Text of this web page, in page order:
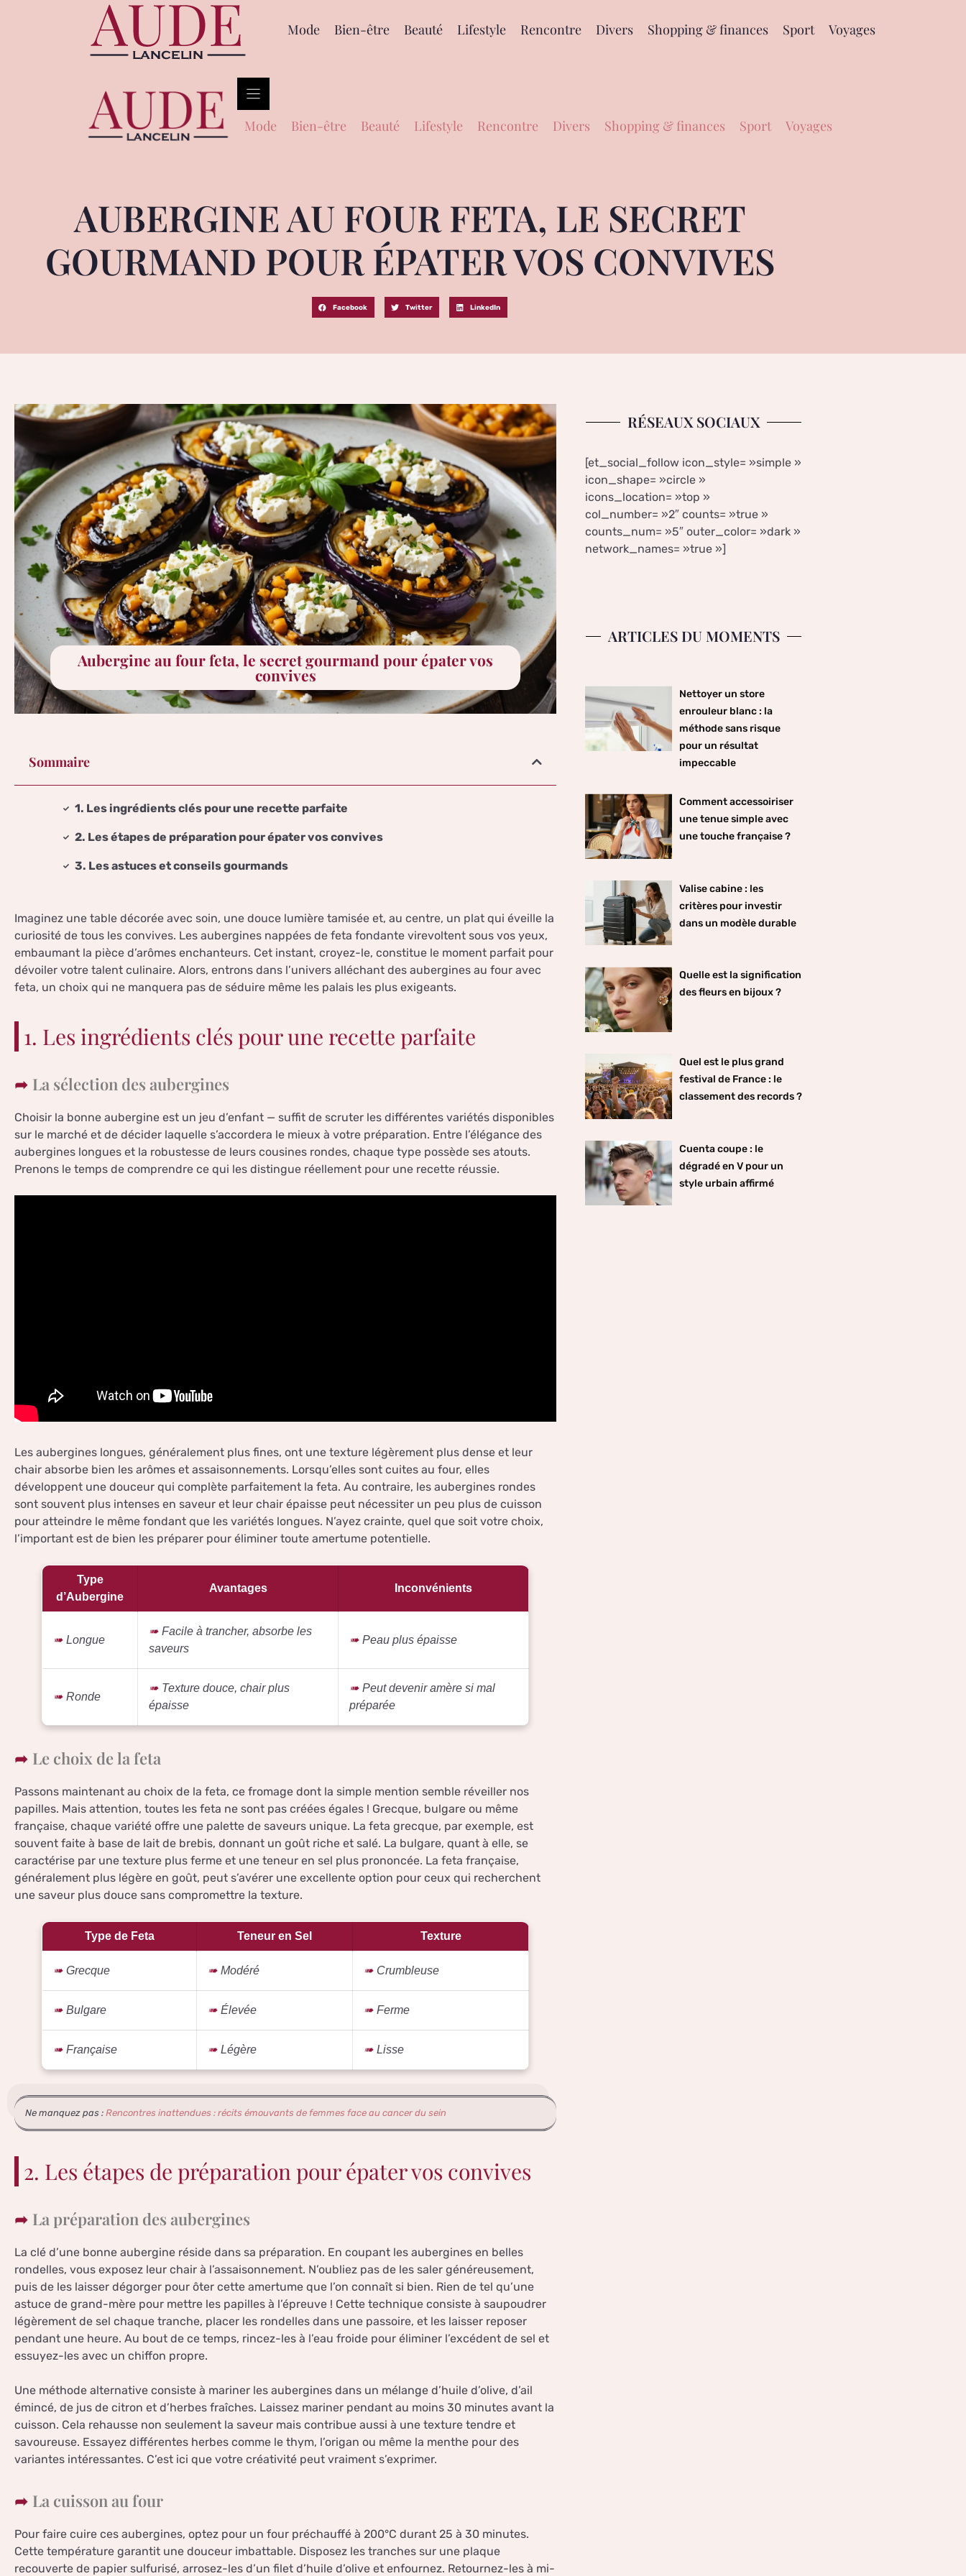
Mode Bien-être Beauté Lifestyle Rencontre Divers Shopping & finances Sport Voyages
Mode Bien-être Beauté Lifestyle Rencontre Divers Shopping & finances Sport Voyages
AUBERGINE AU FOUR FETA, LE SECRET
GOURMAND POUR ÉPATER VOS CONVIVES
Facebook Twitter LinkedIn
Aubergine au four feta, le secret gourmand pour épater vos
convives
Sommaire
1. Les ingrédients clés pour une recette parfaite
2. Les étapes de préparation pour épater vos convives
3. Les astuces et conseils gourmands
Imaginez une table décorée avec soin, une douce lumière tamisée et, au centre, un plat qui éveille la
curiosité de tous les convives. Les aubergines nappées de feta fondante virevoltent sous vos yeux,
embaumant la pièce d’arômes enchanteurs. Cet instant, croyez-le, constitue le moment parfait pour
dévoiler votre talent culinaire. Alors, entrons dans l’univers alléchant des aubergines au four avec
feta, un choix qui ne manquera pas de séduire même les palais les plus exigeants.
1. Les ingrédients clés pour une recette parfaite
La sélection des aubergines
Choisir la bonne aubergine est un jeu d’enfant — suffit de scruter les différentes variétés disponibles
sur le marché et de décider laquelle s’accordera le mieux à votre préparation. Entre l’élégance des
aubergines longues et la robustesse de leurs cousines rondes, chaque type possède ses atouts.
Prenons le temps de comprendre ce qui les distingue réellement pour une recette réussie.
Les aubergines longues, généralement plus fines, ont une texture légèrement plus dense et leur
chair absorbe bien les arômes et assaisonnements. Lorsqu’elles sont cuites au four, elles
développent une douceur qui complète parfaitement la feta. Au contraire, les aubergines rondes
sont souvent plus intenses en saveur et leur chair épaisse peut nécessiter un peu plus de cuisson
pour atteindre le même fondant que les variétés longues. N’ayez crainte, quel que soit votre choix,
l’important est de bien les préparer pour éliminer toute amertume potentielle.
Type
d’Aubergine
Avantages Inconvénients
Longue
Facile à trancher, absorbe les
saveurs
Peau plus épaisse
Ronde
Texture douce, chair plus
épaisse
Peut devenir amère si mal
préparée
Le choix de la feta
Passons maintenant au choix de la feta, ce fromage dont la simple mention semble réveiller nos
papilles. Mais attention, toutes les feta ne sont pas créées égales ! Grecque, bulgare ou même
française, chaque variété offre une palette de saveurs unique. La feta grecque, par exemple, est
souvent faite à base de lait de brebis, donnant un goût riche et salé. La bulgare, quant à elle, se
caractérise par une texture plus ferme et une teneur en sel plus prononcée. La feta française,
généralement plus légère en goût, peut s’avérer une excellente option pour ceux qui recherchent
une saveur plus douce sans compromettre la texture.
Type de Feta Teneur en Sel Texture
Grecque Modéré Crumbleuse
Bulgare Élevée Ferme
Française Légère Lisse
Ne manquez pas : Rencontres inattendues : récits émouvants de femmes face au cancer du sein
2. Les étapes de préparation pour épater vos convives
La préparation des aubergines
La clé d’une bonne aubergine réside dans sa préparation. En coupant les aubergines en belles
rondelles, vous exposez leur chair à l’assaisonnement. N’oubliez pas de les saler généreusement,
puis de les laisser dégorger pour ôter cette amertume que l’on connaît si bien. Rien de tel qu’une
astuce de grand-mère pour mettre les papilles à l’épreuve ! Cette technique consiste à saupoudrer
légèrement de sel chaque tranche, placer les rondelles dans une passoire, et les laisser reposer
pendant une heure. Au bout de ce temps, rincez-les à l’eau froide pour éliminer l’excédent de sel et
essuyez-les avec un chiffon propre.
Une méthode alternative consiste à mariner les aubergines dans un mélange d’huile d’olive, d’ail
émincé, de jus de citron et d’herbes fraîches. Laissez mariner pendant au moins 30 minutes avant la
cuisson. Cela rehausse non seulement la saveur mais contribue aussi à une texture tendre et
savoureuse. Essayez différentes herbes comme le thym, l’origan ou même la menthe pour des
variantes intéressantes. C’est ici que votre créativité peut vraiment s’exprimer.
La cuisson au four
Pour faire cuire ces aubergines, optez pour un four préchauffé à 200°C durant 25 à 30 minutes.
Cette température garantit une douceur imbattable. Disposez les tranches sur une plaque
recouverte de papier sulfurisé, arrosez-les d’un filet d’huile d’olive et enfournez. Retournez-les à mi-
RÉSEAUX SOCIAUX
[et_social_follow icon_style= »simple »
icon_shape= »circle »
icons_location= »top »
col_number= »2″ counts= »true »
counts_num= »5″ outer_color= »dark »
network_names= »true »]
ARTICLES DU MOMENTS
Nettoyer un store
enrouleur blanc : la
méthode sans risque
pour un résultat
impeccable
Comment accessoiriser
une tenue simple avec
une touche française ?
Valise cabine : les
critères pour investir
dans un modèle durable
Quelle est la signification
des fleurs en bijoux ?
Quel est le plus grand
festival de France : le
classement des records ?
Cuenta coupe : le
dégradé en V pour un
style urbain affirmé